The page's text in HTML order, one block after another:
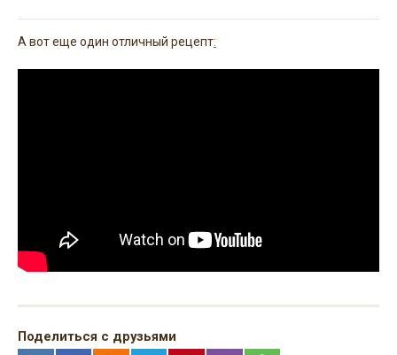
А вот еще один отличный рецепт:
Поделиться с друзьями